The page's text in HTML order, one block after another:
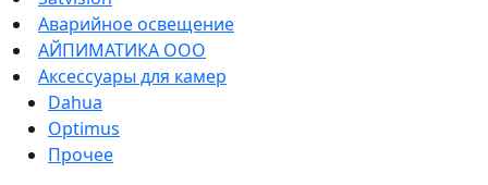
Аварийное освещение
АЙПИМАТИКА ООО
Аксессуары для камер
Dahua
Optimus
Прочее